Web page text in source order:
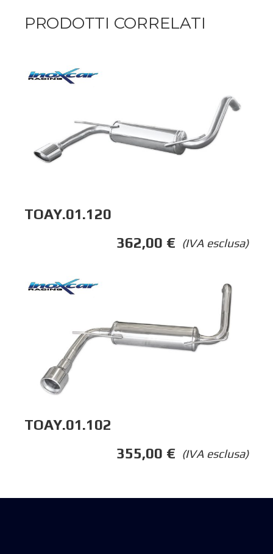
PRODOTTI CORRELATI
TOAY.01.120
(IVA esclusa)
362,00 €
TOAY.01.102
(IVA esclusa)
355,00 €